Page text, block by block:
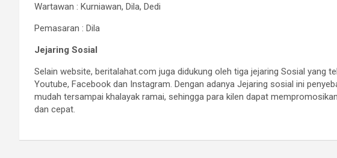
Wartawan : Kurniawan, Dila, Dedi
Pemasaran : Dila
Jejaring Sosial
Selain website, beritalahat.com juga didukung oleh tiga jejaring Sosial yang
Youtube, Facebook dan Instagram. Dengan adanya Jejaring sosial ini
mudah tersampai khalayak ramai, sehingga para kilen dapat
dan cepat.